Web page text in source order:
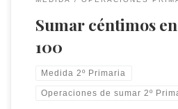
Sumar céntimos
100
Medida 2º Primaria
Operaciones de sumar 2º